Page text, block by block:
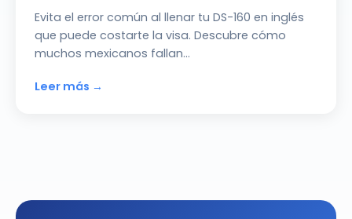
Evita el error común al llenar tu DS-160 en inglés
que puede costarte la visa. Descubre cómo
muchos mexicanos fallan…
Leer más →